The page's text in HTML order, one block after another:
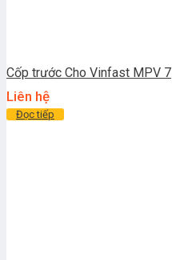
Cốp trước Cho Vinfast MPV 7
Liên hệ
Đọc tiếp